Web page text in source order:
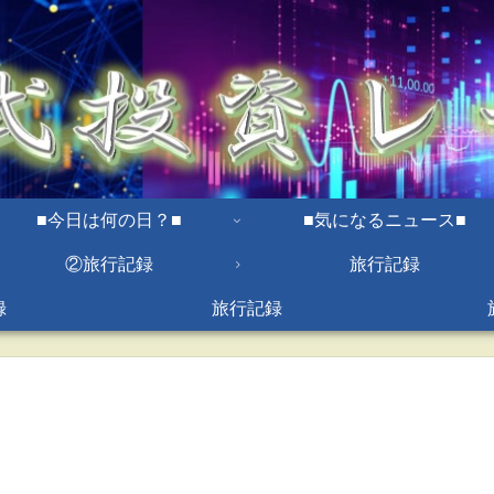
■今日は何の日？■ ■気になるニュース■
②旅行記録 旅行記録
旅行記録